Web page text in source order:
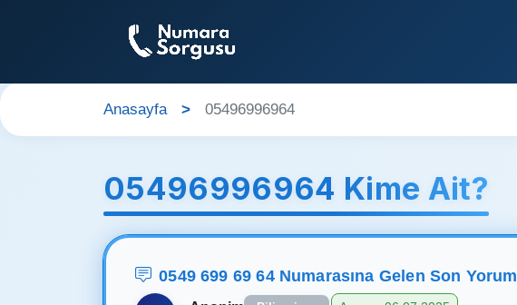
Anasayfa 05496996964
05496996964 Kime Ait?
0549 699 69 64 Numarasına Gelen Son Yorum